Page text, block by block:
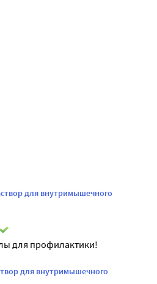
для внутримышечного
для профилактики!
для внутримышечного